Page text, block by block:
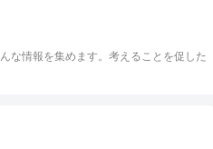
な情報を集めます。考えることを促した